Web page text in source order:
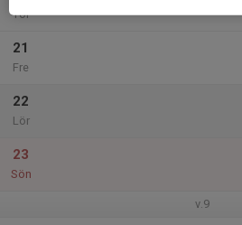
Tor
21
Fre
22
Lör
23
Sön
v.9